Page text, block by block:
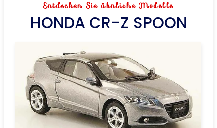
Entdecken Sie ähnliche Modelle
HONDA CR-Z SPOON